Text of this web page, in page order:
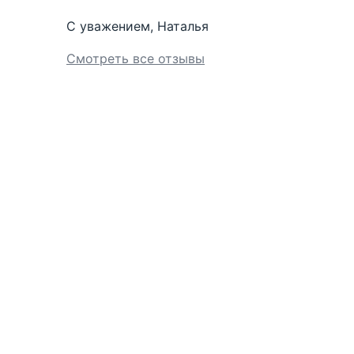
С уважением, Наталья
Смотреть все отзывы